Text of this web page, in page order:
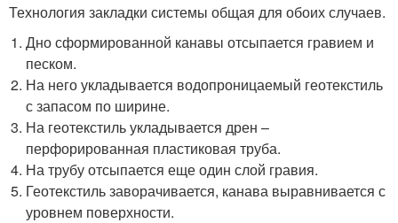
Технология закладки системы общая для обоих случаев.
Дно сформированной канавы отсыпается гравием и
песком.
На него укладывается водопроницаемый геотекстиль
с запасом по ширине.
На геотекстиль укладывается дрен –
перфорированная пластиковая труба.
На трубу отсыпается еще один слой гравия.
Геотекстиль заворачивается, канава выравнивается с
уровнем поверхности.